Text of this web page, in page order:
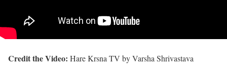
Credit the Video: Hare Krsna TV by Varsha Shrivastava